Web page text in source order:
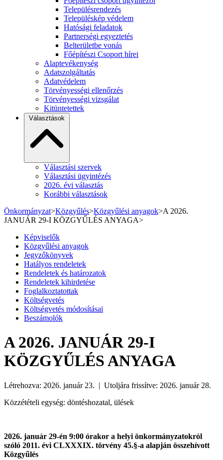
Településrendezés
Településkép védelem
Hatósági feladatok
Partnerségi egyeztetés
Belterületbe vonás
Főépítészi Csoport hírei
Alaptevékenység
Adatszolgáltatás
Adatvédelem
Törvényességi ellenőrzés
Törvényességi vizsgálat
Kitüntetettek
Választások
Választási szervek
Választási ügyintézés
2026. évi választás
Korábbi választások
Önkormányzat>Közgyűlés>Közgyűlési anyagok>A 2026.
JANUÁR 29-I KÖZGYŰLÉS ANYAGA>
Képviselők
Közgyűlési anyagok
Jegyzőkönyvek
Hatályos rendeletek
Rendeletek és határozatok
Rendeletek kihirdetése
Foglalkoztatottak
Költségvetés
Költségvetés módosításai
Beszámolók
A 2026. JANUÁR 29-I
KÖZGYŰLÉS ANYAGA
Létrehozva: 2026. január 23. | Utoljára frissítve: 2026. január 28.
Közzétételi egység: döntéshozatal, ülések
2026. január 29-én 9:00 órakor a helyi önkormányzatokról
szóló 2011. évi CLXXXIX. törvény 45.§-a alapján összehívott
Közgyűlés